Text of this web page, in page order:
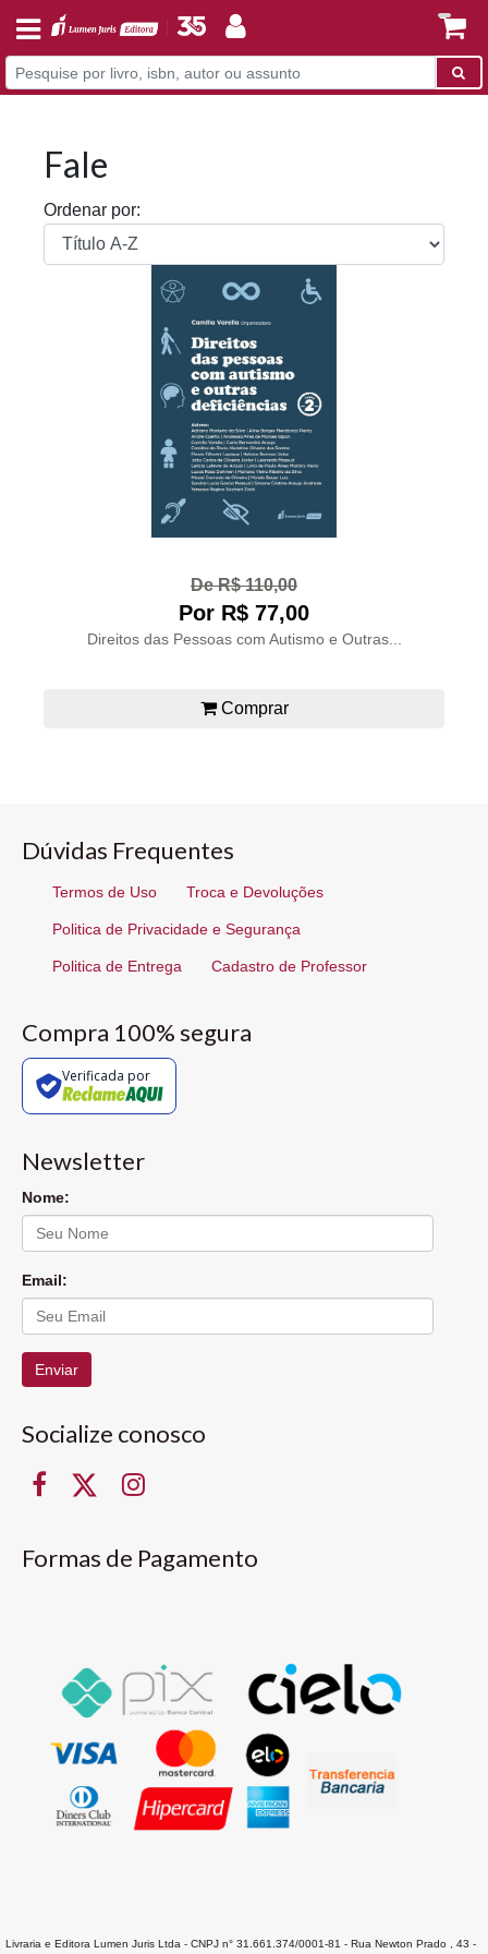
Fale
Ordenar por:
De R$ 110,00
Por R$ 77,00
Direitos das Pessoas com Autismo e Outras...
Comprar
Dúvidas Frequentes
Termos de Uso Troca e Devoluções
Politica de Privacidade e Segurança
Politica de Entrega Cadastro de Professor
Compra 100% segura
Verificada por
Newsletter
Nome:
Email:
Enviar
Socialize conosco
Formas de Pagamento
Livraria e Editora Lumen Juris Ltda - CNPJ n° 31.661.374/0001-81 - Rua Newton Prado , 43 -